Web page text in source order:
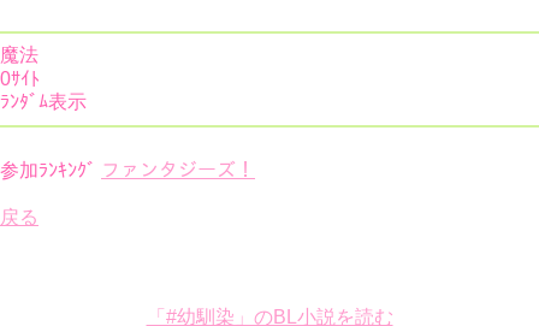
魔法
0ｻｲﾄ
ﾗﾝﾀﾞﾑ表示
参加ﾗﾝｷﾝｸﾞ ファンタジーズ！
戻る
「#幼馴染」のBL小説を読む